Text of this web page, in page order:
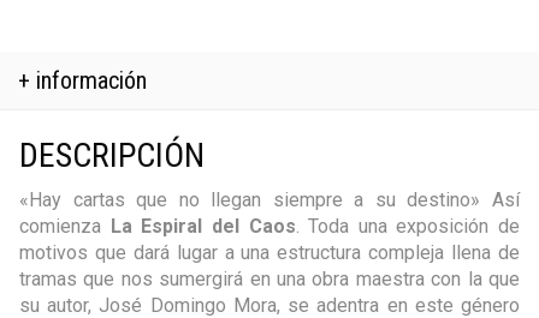
+ información
DESCRIPCIÓN
«Hay cartas que no llegan siempre a su destino» Así
comienza La Espiral del Caos . Toda una exposición de
motivos que dará lugar a una estructura compleja llena de
tramas que nos sumergirá en una obra maestra con la que
su autor, José Domingo Mora, se adentra en este género